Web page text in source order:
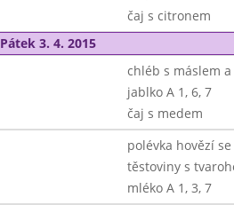
čaj s citronem
Pátek 3. 4. 2015
chléb s máslem
jablko A 1, 6, 7
čaj s medem
polévka hovězí
těstoviny s
mléko A 1, 3, 7